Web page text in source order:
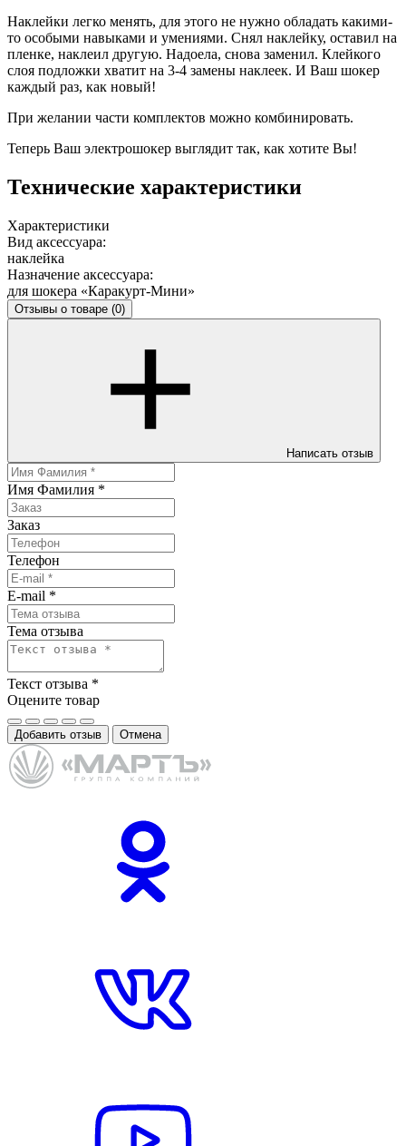
Наклейки легко менять, для этого не нужно обладать какими-
то особыми навыками и умениями. Снял наклейку, оставил на
пленке, наклеил другую. Надоела, снова заменил. Клейкого
слоя подложки хватит на 3-4 замены наклеек. И Ваш шокер
каждый раз, как новый!
При желании части комплектов можно комбинировать.
Теперь Ваш электрошокер выглядит так, как хотите Вы!
Технические характеристики
Характеристики
Вид аксессуара:
наклейка
Назначение аксессуара:
для шокера «Каракурт-Мини»
Отзывы о товаре (0)
Написать отзыв
Имя Фамилия *
Заказ
Телефон
E-mail *
Тема отзыва
Текст отзыва *
Оцените товар
Добавить отзыв Отмена